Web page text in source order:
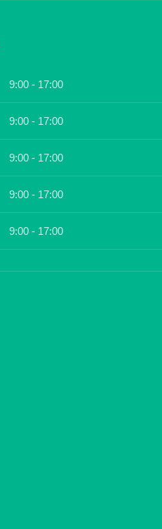
9:00 - 17:00
9:00 - 17:00
9:00 - 17:00
9:00 - 17:00
9:00 - 17:00